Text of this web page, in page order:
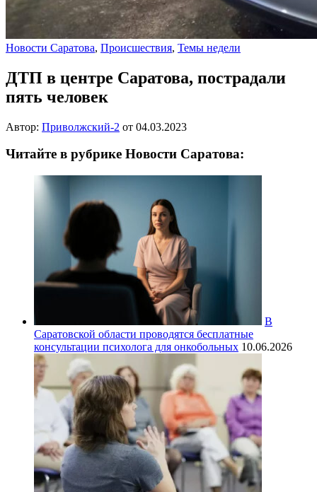
Новости Саратова, Происшествия, Темы недели
ДТП в центре Саратова, пострадали
пять человек
Автор: Приволжский-2 от 04.03.2023
Читайте в рубрике Новости Саратова:
В
Саратовской области проводятся бесплатные
консультации психолога для онкобольных 10.06.2026